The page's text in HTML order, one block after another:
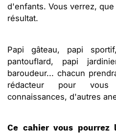
d'enfants. Vous verrez,
résultat.
Papi gâteau, papi
pantouflard, papi
baroudeur... chacun
rédacteur pour vous
connaissances, d'autres
Ce cahier vous